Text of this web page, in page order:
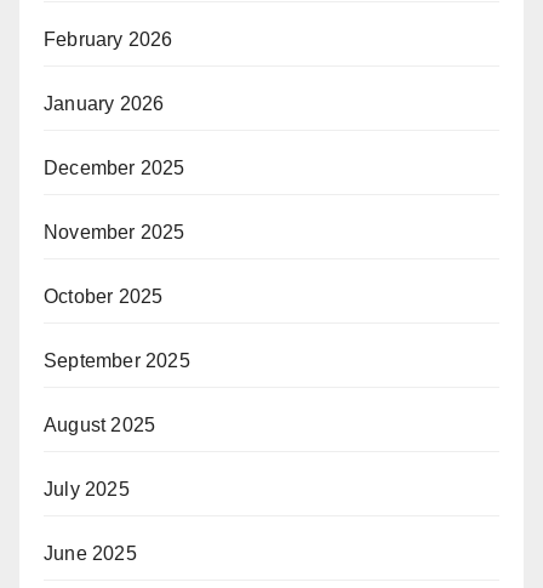
February 2026
January 2026
December 2025
November 2025
October 2025
September 2025
August 2025
July 2025
June 2025